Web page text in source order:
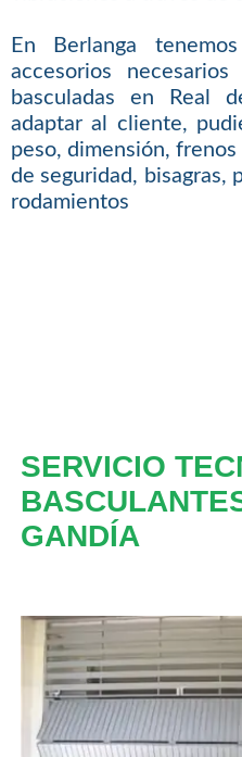
En Berlanga
accesorios
basculadas en Real
adaptar al cliente,
peso, dimensión,
de seguridad, bisagras,
rodamientos
SERVICIO
GANDÍA